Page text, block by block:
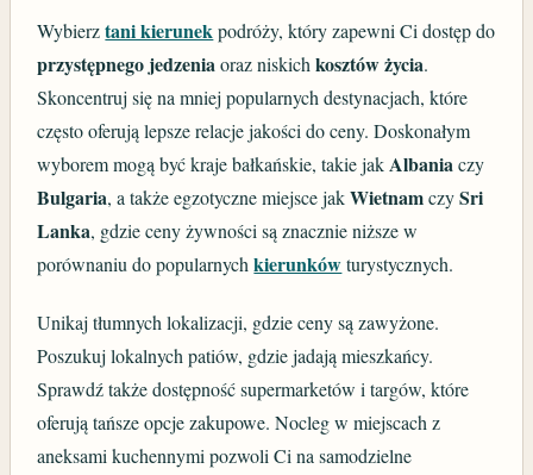
Wybierztani kierunekpodróży, który zapewni Ci dostęp do
przystępnego jedzeniaoraz niskichkosztów życia.
Skoncentruj się na mniej popularnych destynacjach, które
często oferują lepsze relacje jakości do ceny. Doskonałym
wyborem mogą być kraje bałkańskie, takie jak Albaniaczy
Bulgaria, a także egzotyczne miejsce jakWietnamczySri
Lanka, gdzie ceny żywności są znacznie niższe w
porównaniu do popularnychkierunkówturystycznych.
Unikaj tłumnych lokalizacji, gdzie ceny są zawyżone.
Poszukuj lokalnych patiów, gdzie jadają mieszkańcy.
Sprawdź także dostępność supermarketów i targów, które
oferują tańsze opcje zakupowe. Nocleg w miejscach z
aneksami kuchennymi pozwoli Ci na samodzielne